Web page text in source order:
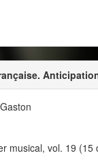
musical, vol. 19 (15